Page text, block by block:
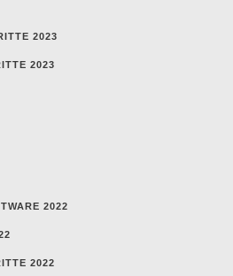
2023
2023
2022
2022